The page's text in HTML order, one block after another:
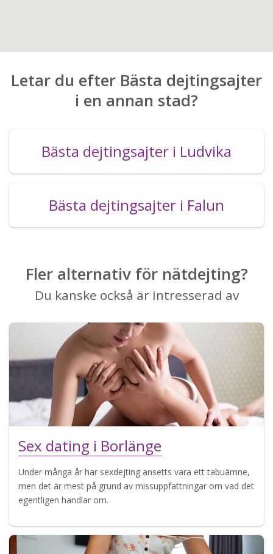
Letar du efter Bästa dejtingsajter
i en annan stad?
Bästa dejtingsajter i Ludvika
Bästa dejtingsajter i Falun
Fler alternativ för nätdejting?
Du kanske också är intresserad av
Sex dating i Borlänge
Under många år har sexdejting ansetts vara ett tabuämne,
men det är mest på grund av missuppfattningar om vad det
egentligen handlar om.